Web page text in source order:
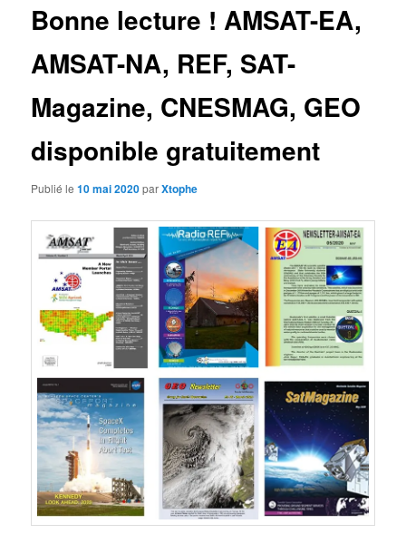
Bonne lecture ! AMSAT-EA,
AMSAT-NA, REF, SAT-
Magazine, CNESMAG, GEO
disponible gratuitement
Publié le10 mai 2020parXtophe